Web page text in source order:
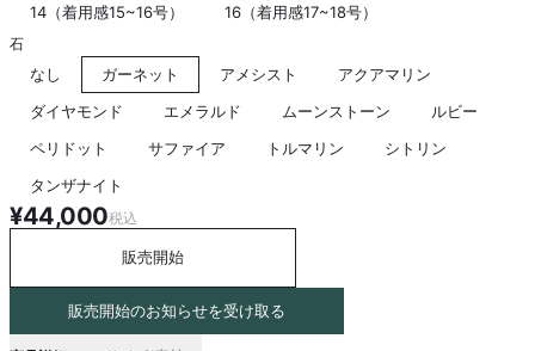
14（着用感15~16号）
16（着用感17~18号）
石
なし ガーネット アメシスト
アクアマリン
ダイヤモンド
エメラルド ムーンストーン
ルビー
ペリドット
サファイア トルマリン
シトリン
タンザナイト
¥44,000税込
販売開始
販売開始のお知らせを受け取る